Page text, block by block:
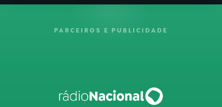
PARCEIROS E PUBLICIDADE